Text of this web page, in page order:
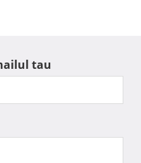
tau